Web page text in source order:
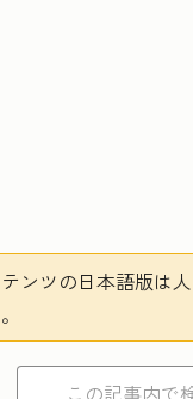
ンツの日本語版は